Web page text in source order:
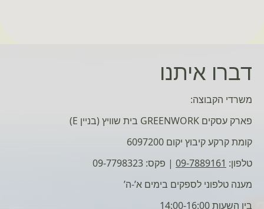
דברו איתנו
משרדי הקבוצה:
פארק עסקים GREENWORK בית שוויץ (בניין E)
קומת קרקע קיבוץ יקום 6097200
טלפון: 09-7889161 | פקס: 09-7798323
מענה טלפוני לספקים בימים א’-ה’
בין השעות 14:00-16:00